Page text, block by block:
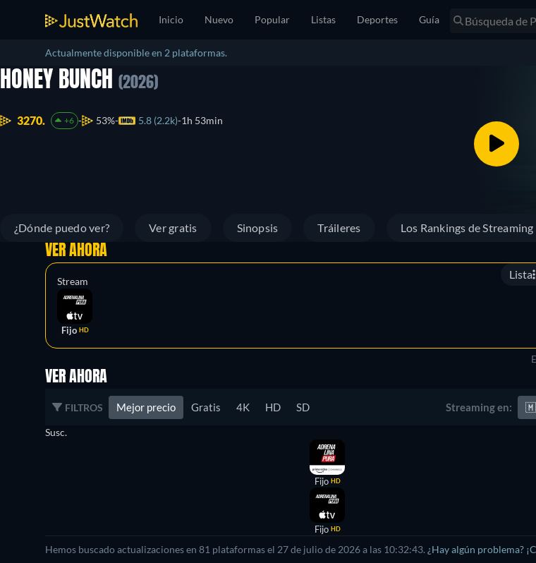
Inicio Nuevo Popular Listas Deportes Guía
Actualmente disponible en 2 plataformas.
HONEY BUNCH (2026)
3270. +6 53% 5.8 (2.2k) 1h 53min
¿Dónde puedo ver? Ver gratis Sinopsis Tráileres Los Rankings de Streaming
Lista
VER AHORA
Stream
Fijo HD
VER AHORA
FILTROS Mejor precio Gratis 4K HD SD Streaming en:
Susc.
Fijo HD
Fijo HD
Hemos buscado actualizaciones en 81 plataformas el 27 de julio de 2026 a las 10:32:43. ¿Hay algún problema?